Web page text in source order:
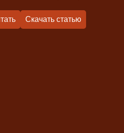
Скачать статью